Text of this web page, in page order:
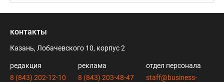
контакты
Казань, Лобачевского 10, корпус 2
редакция
8 (843) 202-12-10
реклама
8 (843) 203-48-47
отдел персонала
staff@business-